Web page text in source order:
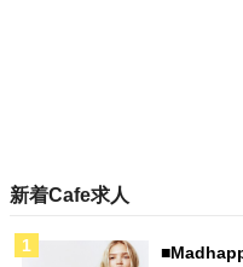
新着Cafe求人